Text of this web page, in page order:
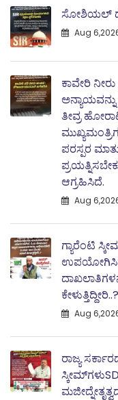
ಸೋಶಿಯಲ್
Aug
ಕಾವೇರಿ
ತೀವ್ರ
ಪರಸ್ಪರ
ಆಗ್ರಹಿಸಿದೆ.
Aug
ಗ್ಯಾರೆಂಟಿ
ಉಪಯೋಗಿಸಿದ
ಕೇಳುತ್ತಿದ್ದೀರಿ..?
Aug
ರಾಜ್ಯ